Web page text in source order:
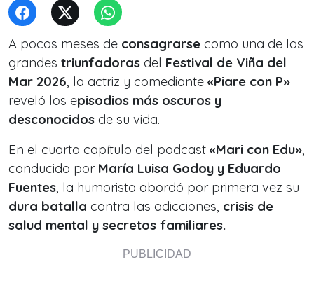
A pocos meses de consagrarse como una de las
grandes triunfadoras del Festival de Viña del
Mar 2026, la actriz y comediante «Piare con P»
reveló los episodios más oscuros y
desconocidos de su vida.
En el cuarto capítulo del podcast «Mari con Edu»,
conducido por María Luisa Godoy y Eduardo
Fuentes, la humorista abordó por primera vez su
dura batalla contra las adicciones, crisis de
salud mental y secretos familiares.